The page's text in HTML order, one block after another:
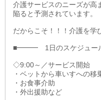
介護サービスのニーズが高
陥ると予測されています。
だからこそ！！！介護を学
■━━━ 1日のスケジュ
◇9:00～／サービス開始
・ベットから車いすへの移
・お食事介助
・外出援助など